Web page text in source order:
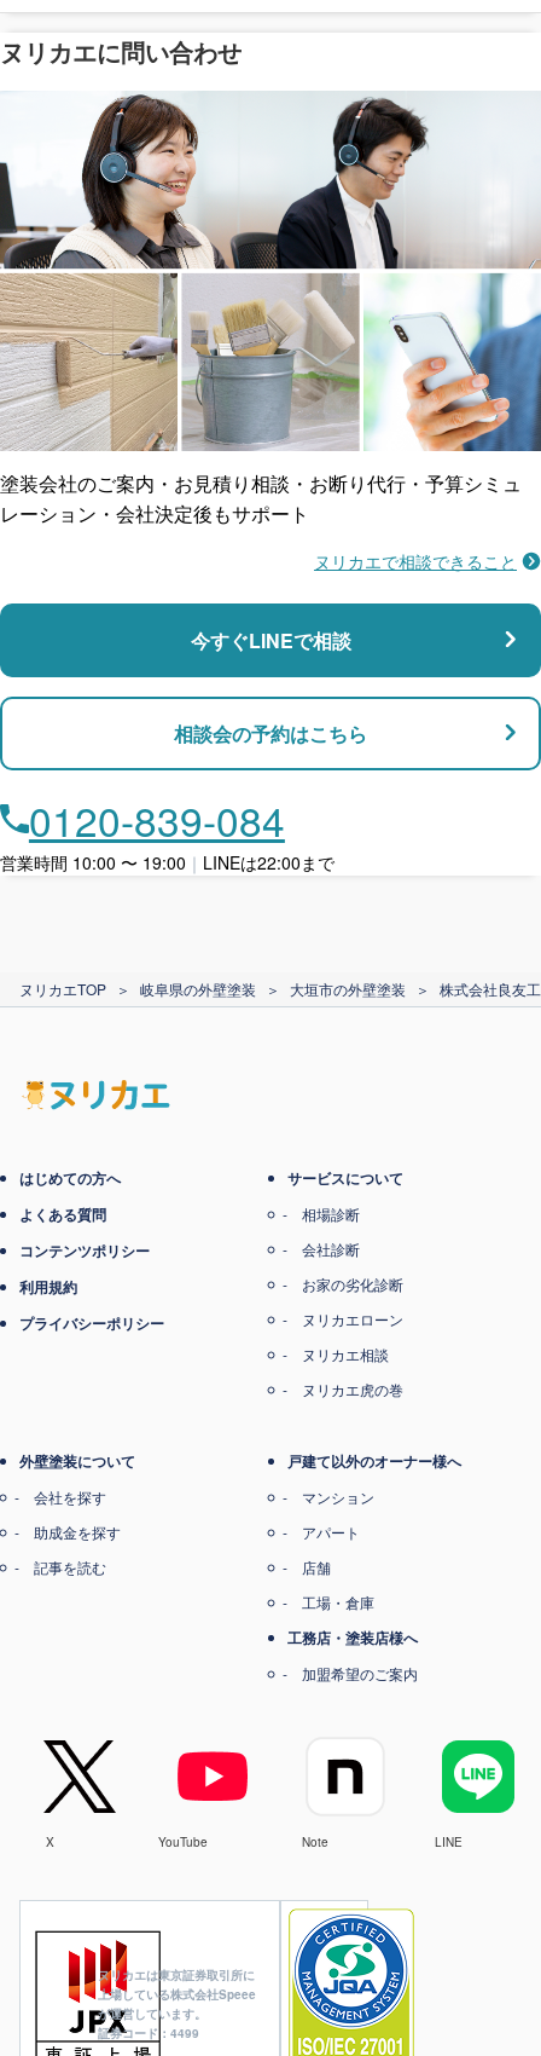
塗料の​品質を​保証
メーカー保証
工事保険
ご近所トラブルに
賠償保険
支払い対応
ローン利用
カード支払い
省エネ効果
断熱・遮熱塗料対応
雨漏り修繕
防水工事
マンション・アパート対応
店舗・事務所対応
ヌリカエに問い合わせ
塗装会社のご案内・お見積り相談・お断り代行・予算シミュ
レーション・会社決定後もサポート
ヌリカエで相談できること
今すぐLINEで相談
相談会の予約はこちら
0120-839-084
営業時間 10:00 〜 19:00 ｜ LINEは22:00まで
ヌリカエTOP ＞ 岐阜県の外壁塗装 ＞ 大垣市の外壁塗装 ＞ 株式会社良友
ヌリカエは東京証券取引所に
上場している株式会社Speee
が運営しています。
証券コード：4499
はじめての方へ
よくある質問
コンテンツポリシー
利用規約
プライバシーポリシー
サービスについて
相場診断
会社診断
お家の劣化診断
ヌリカエローン
ヌリカエ相談
ヌリカエ虎の巻
外壁塗装について
会社を探す
助成金を探す
記事を読む
戸建て以外のオーナー様へ
マンション
アパート
店舗
工場・倉庫
工務店・塗装店様へ
加盟希望のご案内
X YouTube Note LINE